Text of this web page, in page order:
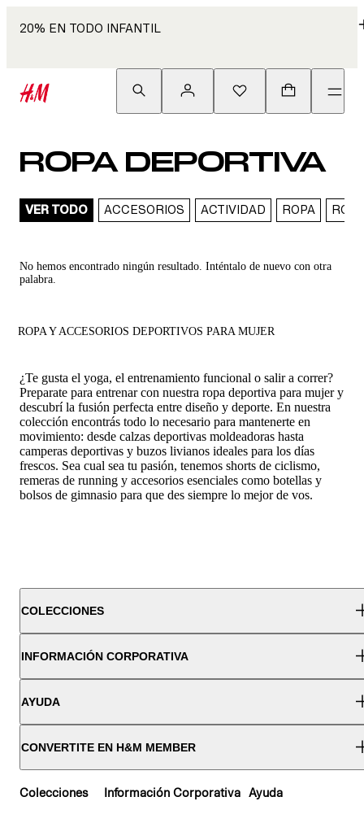
20% EN TODO INFANTIL
ROPA DEPORTIVA
VER TODO ACCESORIOS ACTIVIDAD ROPA
No hemos encontrado ningún resultado. Inténtalo de nuevo con otra
palabra.
ROPA Y ACCESORIOS DEPORTIVOS PARA MUJER
¿Te gusta el yoga, el entrenamiento funcional o salir a correr?
Preparate para entrenar con nuestra ropa deportiva para mujer y
descubrí la fusión perfecta entre diseño y deporte. En nuestra
colección encontrás todo lo necesario para mantenerte en
movimiento: desde calzas deportivas moldeadoras hasta
camperas deportivas y buzos livianos ideales para los días
frescos. Sea cual sea tu pasión, tenemos shorts de ciclismo,
remeras de running y accesorios esenciales como botellas y
bolsos de gimnasio para que des siempre lo mejor de vos.
COLECCIONES
INFORMACIÓN CORPORATIVA
AYUDA
CONVERTITE EN H&M MEMBER
Colecciones Información Corporativa Ayuda